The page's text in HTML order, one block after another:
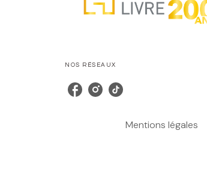
NOS RÉSEAUX
Mentions légales